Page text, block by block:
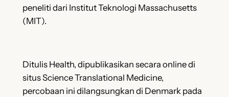
peneliti dari Institut Teknologi Massachusetts
(MIT).
Ditulis Health, dipublikasikan secara online di
situs Science Translational Medicine,
percobaan ini dilangsungkan di Denmark pada